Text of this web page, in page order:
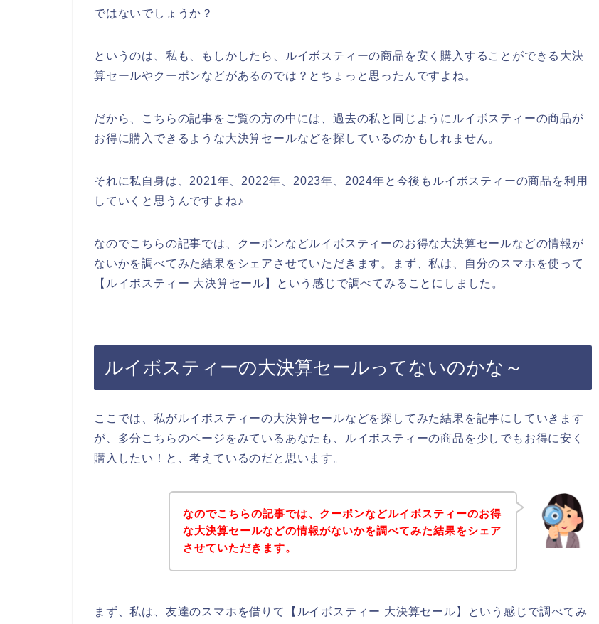
ではないでしょうか？
というのは、私も、もしかしたら、ルイボスティーの商品を安く購入することができる大決
算セールやクーポンなどがあるのでは？とちょっと思ったんですよね。
だから、こちらの記事をご覧の方の中には、過去の私と同じようにルイボスティーの商品が
お得に購入できるような大決算セールなどを探しているのかもしれません。
それに私自身は、2021年、2022年、2023年、2024年と今後もルイボスティーの商品を利用
していくと思うんですよね♪
なのでこちらの記事では、クーポンなどルイボスティーのお得な大決算セールなどの情報が
ないかを調べてみた結果をシェアさせていただきます。まず、私は、自分のスマホを使って
【ルイボスティー 大決算セール】という感じで調べてみることにしました。
ルイボスティーの大決算セールってないのかな～
ここでは、私がルイボスティーの大決算セールなどを探してみた結果を記事にしていきます
が、多分こちらのページをみているあなたも、ルイボスティーの商品を少しでもお得に安く
購入したい！と、考えているのだと思います。
なのでこちらの記事では、クーポンなどルイボスティーのお得
な大決算セールなどの情報がないかを調べてみた結果をシェア
させていただきます。
まず、私は、友達のスマホを借りて【ルイボスティー 大決算セール】という感じで調べてみ